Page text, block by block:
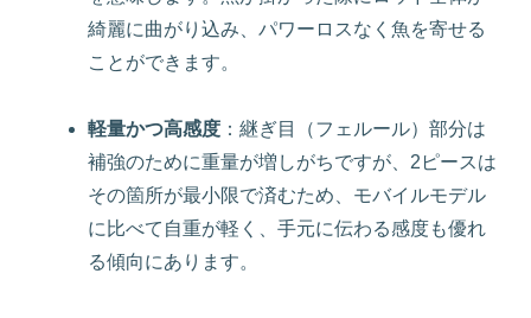
綺麗に曲がり込み、パワーロスなく魚を寄せる
ことができます。
軽量かつ高感度 ：継ぎ目（フェルール）部分は
補強のために重量が増しがちですが、2ピースは
その箇所が最小限で済むため、モバイルモデル
に比べて自重が軽く、手元に伝わる感度も優れ
る傾向にあります。